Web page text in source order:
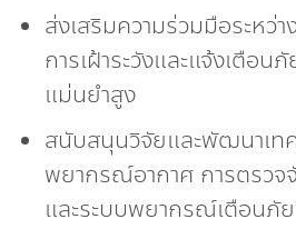
ส่งเสริมความร่วมมือระหว่
การเฝ้าระวังและแจ้งเตือน
แม่นยำสูง
สนับสนุนวิจัยและพัฒนาเทค
พยากรณ์อากาศ การตร
และระบบพยากรณ์เตือนภั